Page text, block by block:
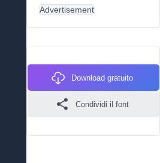
Advertisement
Download gratuito
Condividi il font